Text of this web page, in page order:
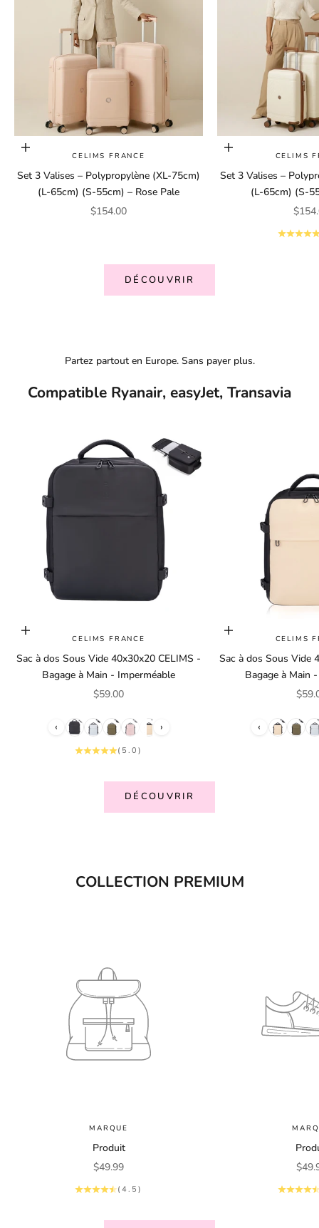
Ajouter au panierCELIMS FRANCE
Set 3 Valises – Polypropylène (XL-75cm)
(L-65cm) (S-55cm) – Rose Pale
Prix de vente
$154.00
Ajouter au panier
CELIMS
Set 3 Valises –
(L-65cm) (S-
Prix
DÉCOUVRIR
Partez partout en Europe. Sans payer plus.
Compatible Ryanair, easyJet, Transavia
Choisir les optionsCELIMS FRANCE
Sac à dos Sous Vide 40x30x20 CELIMS -
Bagage à Main - Imperméable
Prix de vente
$59.00
‹ ›
(5.0)
Choisir les options
CELIMS
Sac à dos Sous Vide
Bagage à Main
Prix
‹
DÉCOUVRIR
COLLECTION PREMIUM
MARQUE
Produit
Prix de vente
$49.99
(4.5)
Prix